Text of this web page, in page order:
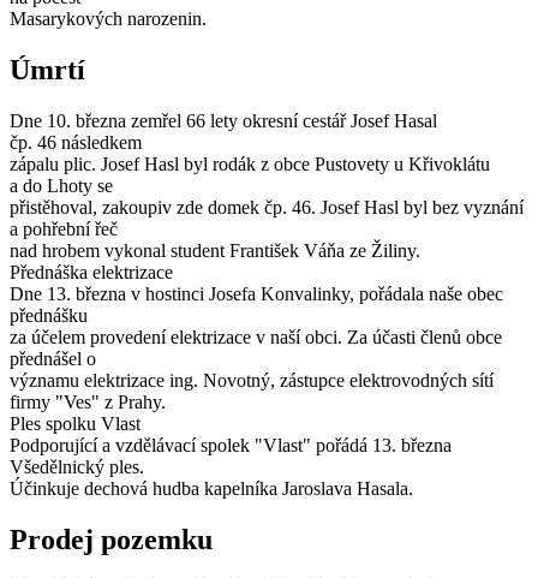
Masarykových narozenin.
Úmrtí
Dne 10. března zemřel 66 lety okresní cestář Josef Hasal
čp. 46 následkem
zápalu plic. Josef Hasl byl rodák z obce Pustovety u Křivoklátu
a do Lhoty se
přistěhoval, zakoupiv zde domek čp. 46. Josef Hasl byl bez vyznání
a pohřební řeč
nad hrobem vykonal student František Váňa ze Žiliny.
Přednáška elektrizace
Dne 13. března v hostinci Josefa Konvalinky, pořádala naše obec
přednášku
za účelem provedení elektrizace v naší obci. Za účasti členů obce
přednášel o
významu elektrizace ing. Novotný, zástupce elektrovodných sítí
firmy "Ves" z Prahy.
Ples spolku Vlast
Podporující a vzdělávací spolek "Vlast" pořádá 13. března
Všedělnický ples.
Účinkuje dechová hudba kapelníka Jaroslava Hasala.
Prodej pozemku